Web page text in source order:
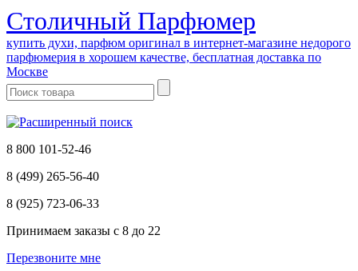
Cтоличный Парфюмер
купить духи, парфюм оригинал в интернет-магазине недорого
парфюмерия в хорошем качестве, бесплатная доставка по
Москве
8 800 101-52-46
8 (499) 265-56-40
8 (925) 723-06-33
Принимаем заказы с 8 до 22
Перезвоните мне